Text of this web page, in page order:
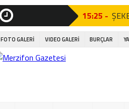
15:25 -
21:23 - AÇI
FOTO GALERİ VIDEO GALERİ BURÇLAR